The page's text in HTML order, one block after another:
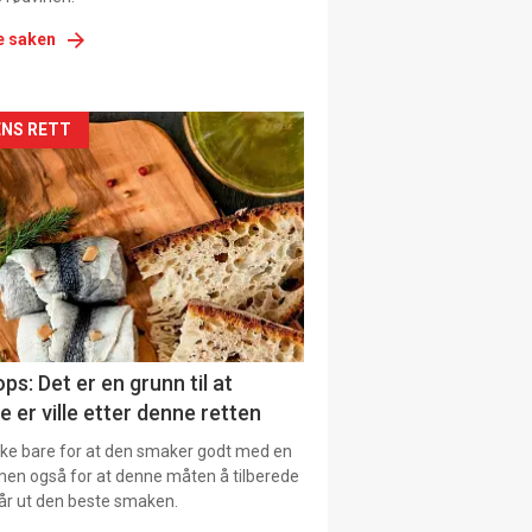
saken
RETT
Det er en grunn til at
er ville etter denne retten
bare for at den smaker godt med en
også for at denne måten å tilberede
ut den beste smaken.